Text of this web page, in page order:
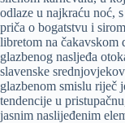
odlaze u najkraću noć,
priča o bogatstvu i
libretom na čakavskom
glazbenog nasljeđa
slavenske
glazbenom smislu riječ
tendencije u
jasnim naslijeđenim